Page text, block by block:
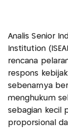
Analis Senior
Institution
rencana
respons
sebenarnya
menghukum
sebagian kecil
proporsional